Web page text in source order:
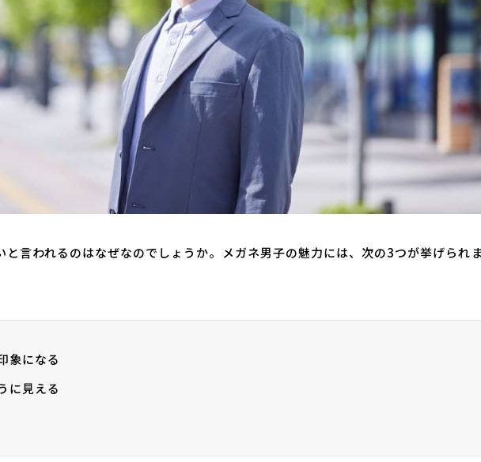
と言われるのはなぜなのでしょうか。メガネ男子の魅力には、次の3つが挙げられ
象になる
に見える